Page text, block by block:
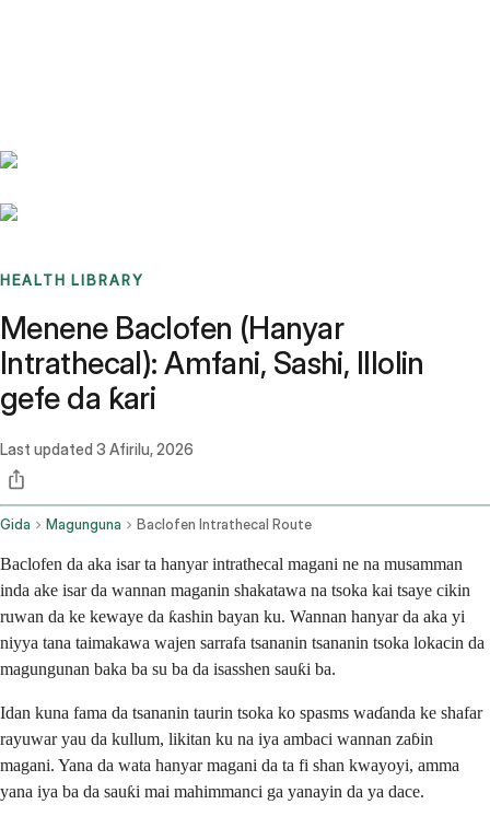
HEALTH LIBRARY
Menene Baclofen (Hanyar
Intrathecal): Amfani, Sashi, Illolin
gefe da ƙari
Last updated 3 Afirilu, 2026
Gida Magunguna Baclofen Intrathecal Route
Baclofen da aka isar ta hanyar intrathecal magani ne na musamman
inda ake isar da wannan maganin shakatawa na tsoka kai tsaye cikin
ruwan da ke kewaye da ƙashin bayan ku. Wannan hanyar da aka yi
niyya tana taimakawa wajen sarrafa tsananin tsananin tsoka lokacin da
magungunan baka ba su ba da isasshen sauƙi ba.
Idan kuna fama da tsananin taurin tsoka ko spasms waɗanda ke shafar
rayuwar yau da kullum, likitan ku na iya ambaci wannan zaɓin
magani. Yana da wata hanyar magani da ta fi shan kwayoyi, amma
yana iya ba da sauƙi mai mahimmanci ga yanayin da ya dace.